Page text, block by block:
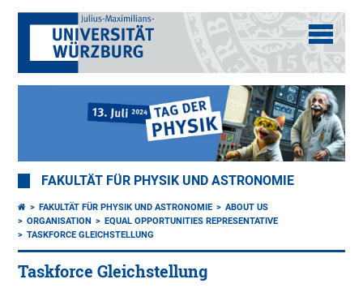
FAKULTÄT FÜR PHYSIK UND ASTRONOMIE
FAKULTÄT FÜR PHYSIK UND ASTRONOMIE
ABOUT US
ORGANISATION
EQUAL OPPORTUNITIES REPRESENTATIVE
TASKFORCE GLEICHSTELLUNG
Taskforce Gleichstellung